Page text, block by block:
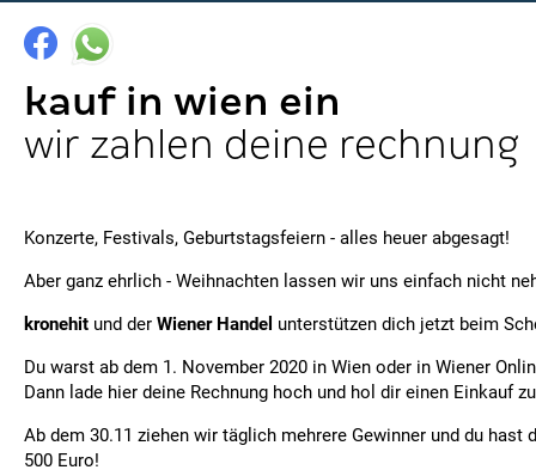
kauf in wien ein
wir zahlen deine rechnung
Konzerte, Festivals, Geburtstagsfeiern - alles heuer abgesagt!
Aber ganz ehrlich - Weihnachten lassen wir uns einfach nicht
kronehit und der Wiener Handel unterstützen dich jetzt beim
Du warst ab dem 1. November 2020 in Wien oder in Wiener
Dann lade hier deine Rechnung hoch und hol dir einen Einkauf
Ab dem 30.11 ziehen wir täglich mehrere Gewinner und du hast
500 Euro!